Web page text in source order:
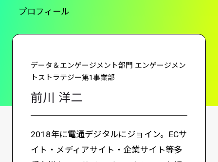
プロフィール
前川 洋二
データ＆エンゲージメント部門 エンゲージメン
トストラテジー第1事業部
2018年に電通デジタルにジョイン。ECサ
イト・メディアサイト・企業サイト等多